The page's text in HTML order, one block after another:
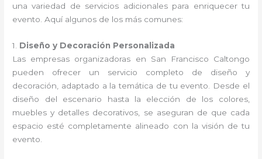
una variedad de servicios adicionales para enriquecer tu
evento. Aquí algunos de los más comunes:
1. Diseño y Decoración Personalizada
Las empresas organizadoras en San Francisco Caltongo
pueden ofrecer un servicio completo de diseño y
decoración, adaptado a la temática de tu evento. Desde el
diseño del escenario hasta la elección de los colores,
muebles y detalles decorativos, se aseguran de que cada
espacio esté completamente alineado con la visión de tu
evento.